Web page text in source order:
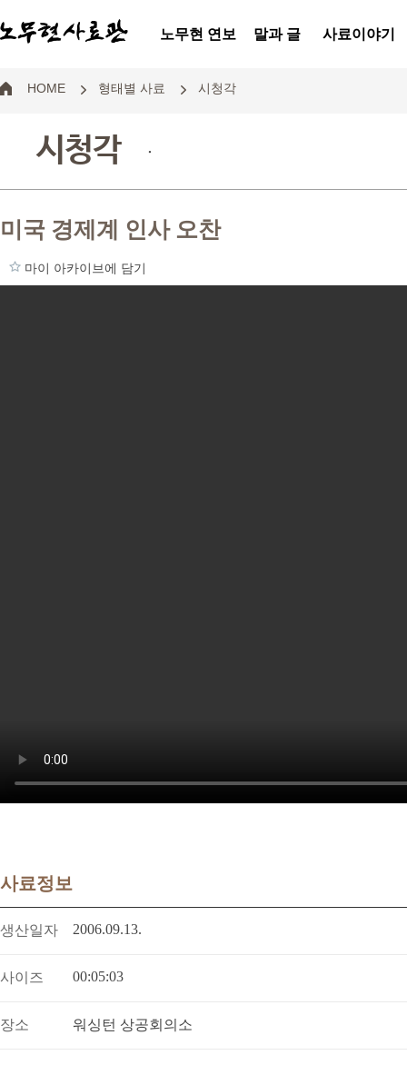
노무현 연보 말과 글 사료이야기
HOME 형태별 사료 시청각
시청각 .
미국 경제계 인사 오찬
마이 아카이브에 담기
사료정보
생산일자 2006.09.13.
사이즈 00:05:03
장소 워싱턴 상공회의소